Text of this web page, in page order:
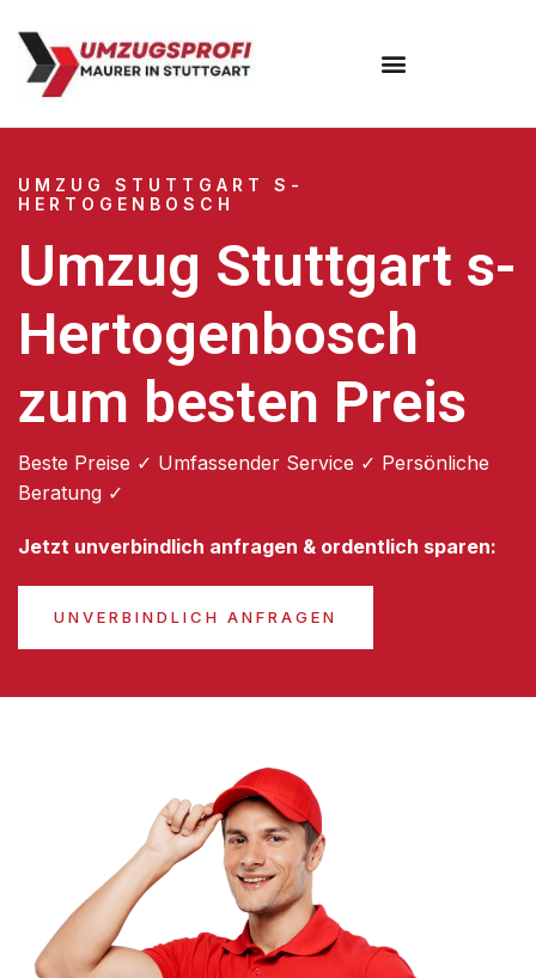
UMZUG STUTTGART S-
HERTOGENBOSCH
Umzug Stuttgart s-
Hertogenbosch
zum besten Preis
Beste Preise ✓ Umfassender Service ✓ Persönliche
Beratung ✓
Jetzt unverbindlich anfragen & ordentlich sparen:
UNVERBINDLICH ANFRAGEN